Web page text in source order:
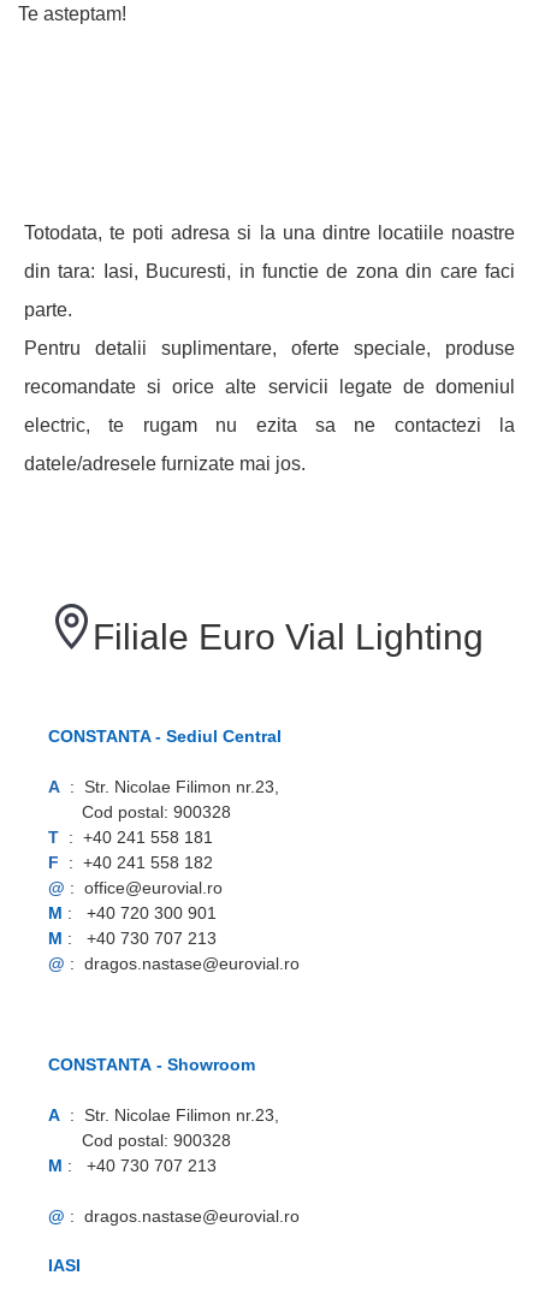
Te asteptam!
Totodata, te poti adresa si la una dintre locatiile noastre
din tara: Iasi, Bucuresti, in functie de zona din care faci
parte.
Pentru detalii suplimentare, oferte speciale, produse
recomandate si orice alte servicii legate de domeniul
electric, te rugam nu ezita sa ne contactezi la
datele/adresele furnizate mai jos.
Filiale Euro Vial Lighting
CONSTANTA - Sediul Central
A :Str. Nicolae Filimon nr.23,
Cod postal: 900328
T : +40 241 558 181
F : +40 241 558 182
@ : office@eurovial.ro
M : +40 720 300 901
M : +40 730 707 213
@ : dragos.nastase@eurovial.ro
CONSTANTA - Showroom
A :Str. Nicolae Filimon nr.23,
Cod postal: 900328
M : +40 730 707 213
@ : dragos.nastase@eurovial.ro
IASI